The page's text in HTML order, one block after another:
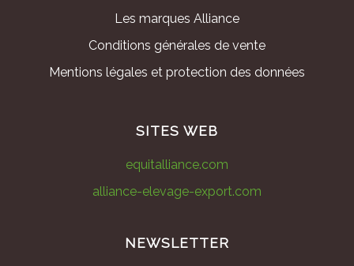
Les marques Alliance
Conditions générales de vente
Mentions légales et protection des données
SITES WEB
equitalliance.com
alliance-elevage-export.com
NEWSLETTER